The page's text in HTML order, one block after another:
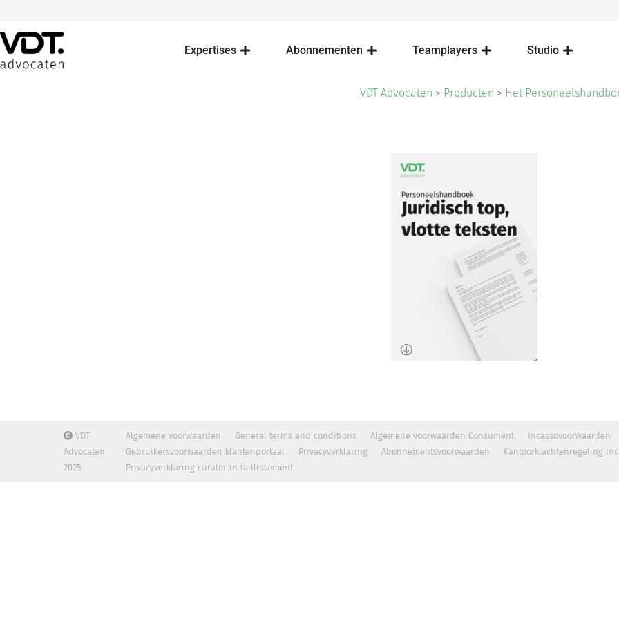
Expertises Abonnementen Teamplayers Studio
VDT Advocaten > Producten > Het
VDT
Advocaten
2025
Algemene voorwaarden General terms and conditions Algemene voorwaarden Consument
Incassovoorwaarden
Gebruikersvoorwaarden klantenportaal
Privacyverklaring Abonnementsvoorwaarden
Kantoorklachtenregeling
Privacyverklaring curator in faillissement